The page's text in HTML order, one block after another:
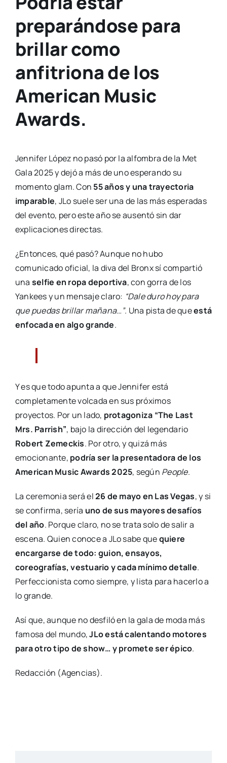
preparándose para
brillar como
anfitriona de los
American Music
Awards.
Jennifer López no pasó por la alfombra de la Met
Gala 2025 y dejó a más de uno esperando su
momento glam. Con 55 años y una trayectoria
imparable, JLo suele ser una de las más esperadas
del evento, pero este año se ausentó sin dar
explicaciones directas.
¿Entonces, qué pasó? Aunque no hubo
comunicado oficial, la diva del Bronx sí compartió
una selfie en ropa deportiva, con gorra de los
Yankees y un mensaje claro: “Dale duro hoy para
que puedas brillar mañana…”. Una pista de queestá
enfocada en algo grande.
Y es que todo apunta a que Jennifer está
completamente volcada en sus próximos
proyectos. Por un lado, protagoniza “The Last
Mrs. Parrish”, bajo la dirección del legendario
Robert Zemeckis. Por otro, y quizá más
emocionante, podría ser la presentadora de los
American Music Awards 2025, según People.
La ceremonia será el26 de mayo en Las Vegas, y si
se confirma, sería uno de sus mayores desafíos
del año. Porque claro, no se trata solo de salir a
escena. Quien conoce a JLo sabe quequiere
encargarse de todo: guion, ensayos,
coreografías, vestuario y cada mínimo detalle.
Perfeccionista como siempre, y lista para hacerlo a
lo grande.
Así que, aunque no desfiló en la gala de moda más
famosa del mundo,JLo está calentando motores
para otro tipo de show… y promete ser épico.
Redacción (Agencias).